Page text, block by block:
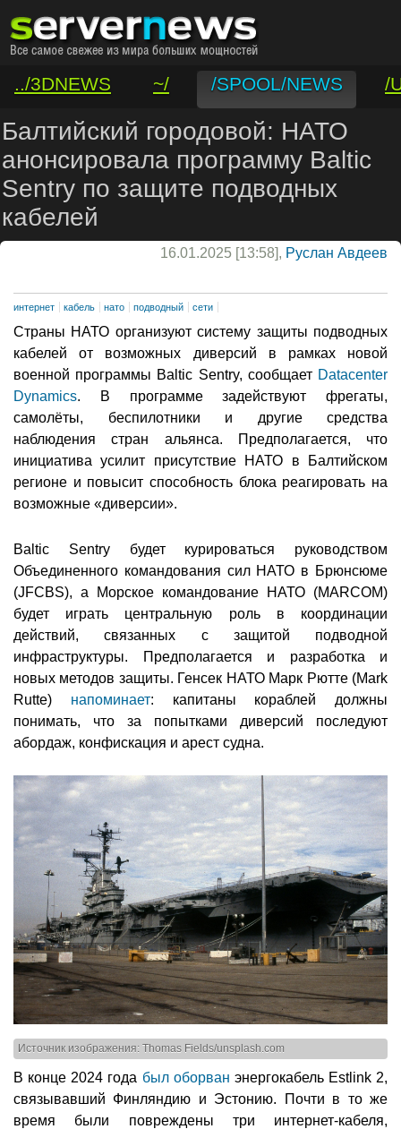
../3DNEWS ~/ /SPOOL/NEWS
/
/VAR/CONTACT
Балтийский городовой: НАТО
анонсировала программу Baltic
Sentry по защите подводных
кабелей
16.01.2025 [13:58], Руслан Авдеев
интернет кабель нато подводный сети
Страны НАТО организуют систему защиты подводных
кабелей от возможных диверсий в рамках новой
военной программы Baltic Sentry, сообщает Datacenter
Dynamics. В программе задействуют фрегаты,
самолёты, беспилотники и другие средства
наблюдения стран альянса. Предполагается, что
инициатива усилит присутствие НАТО в Балтийском
регионе и повысит способность блока реагировать на
возможные «диверсии».
Baltic Sentry будет курироваться руководством
Объединенного командования сил НАТО в Брюнсюме
(JFCBS), а Морское командование НАТО (MARCOM)
будет играть центральную роль в координации
действий, связанных с защитой подводной
инфраструктуры. Предполагается и разработка и
новых методов защиты. Генсек НАТО Марк Рютте (Mark
Rutte) напоминает: капитаны кораблей должны
понимать, что за попытками диверсий последуют
абордаж, конфискация и арест судна.
Источник изображения: Thomas Fields/unsplash.com
В конце 2024 года был оборван энергокабель Estlink 2,
связывавший Финляндию и Эстонию. Почти в то же
время были повреждены три интернет-кабеля,